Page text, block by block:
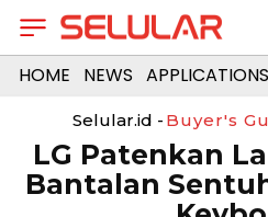
HOME NEWS APPLICATIONS
Selular.id - Buyer's
LG Patenkan
Bantalan